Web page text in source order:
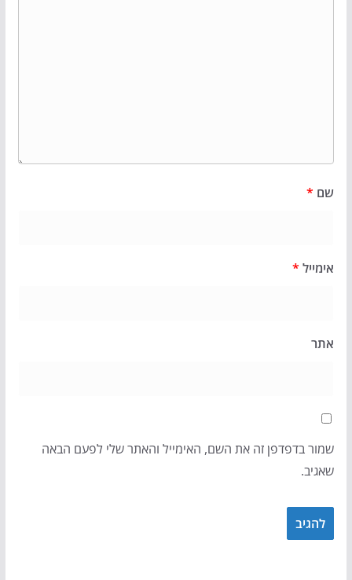
שם *
אימייל *
אתר
שמור בדפדפן זה את השם, האימייל והאתר שלי לפעם הבאה
שאגיב.